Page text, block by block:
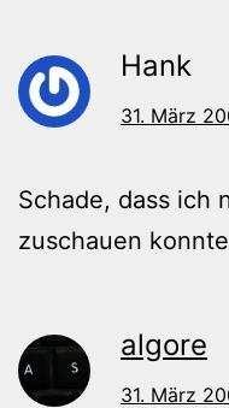
Hank
31. März
Schade, dass ich
zuschauen
algore
31. März